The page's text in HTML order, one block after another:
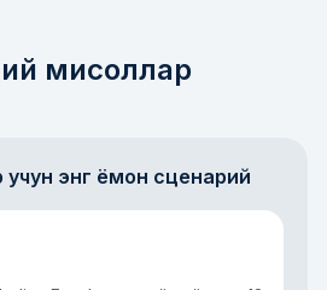
мисоллар
учун энг ёмон сценарий